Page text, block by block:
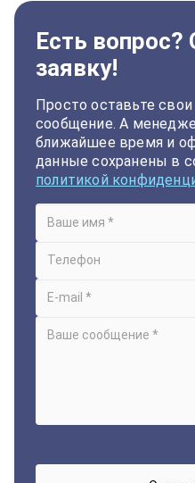
Есть вопрос?
заявку!
Просто оставьте
сообщение. А
ближайшее время и
данные сохранены в
политикой